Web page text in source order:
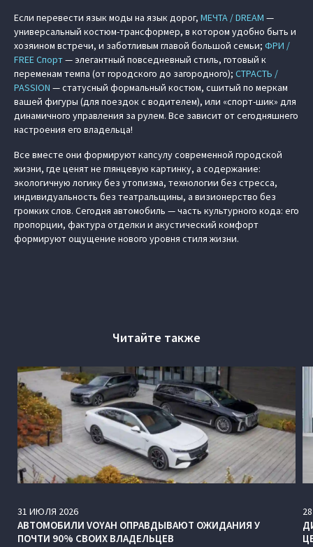
Если перевести язык моды на язык дорог, МЕЧТА / DREAM —
универсальный костюм‑трансформер, в котором удобно быть и
хозяином встречи, и заботливым главой большой семьи; ФРИ /
FREE Спорт— элегантный повседневный стиль, готовый к
переменам темпа (от городского до загородного); СТРАСТЬ /
PASSION — статусный формальный костюм, сшитый по меркам
вашей фигуры (для поездок с водителем), или «спорт-шик» для
динамичного управления за рулем. Все зависит от сегодняшнего
настроения его владельца!
Все вместе они формируют капсулу современной городской
жизни, где ценят не глянцевую картинку, а содержание:
экологичную логику без утопизма, технологии без стресса,
индивидуальность без театральщины, а визионерство без
громких слов. Сегодня автомобиль — часть культурного кода: его
пропорции, фактура отделки и акустический комфорт
формируют ощущение нового уровня стиля жизни.
Читайте также
31 ИЮЛЯ 2026
АВТОМОБИЛИ VOYAH ОПРАВДЫВАЮТ ОЖИДАНИЯ У
ПОЧТИ 90% СВОИХ ВЛАДЕЛЬЦЕВ
28